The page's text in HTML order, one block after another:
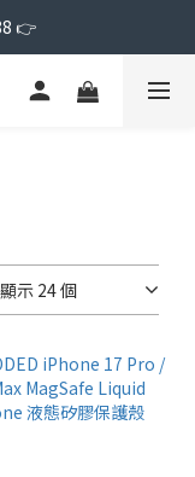
👉
示 24 個